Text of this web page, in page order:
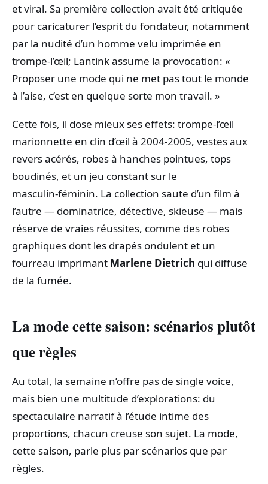
et viral. Sa première collection avait été critiquée
pour caricaturer l’esprit du fondateur, notamment
par la nudité d’un homme velu imprimée en
trompe‑l’œil; Lantink assume la provocation: «
Proposer une mode qui ne met pas tout le monde
à l’aise, c’est en quelque sorte mon travail. »
Cette fois, il dose mieux ses effets: trompe‑l’œil
marionnette en clin d’œil à 2004‑2005, vestes aux
revers acérés, robes à hanches pointues, tops
boudinés, et un jeu constant sur le
masculin‑féminin. La collection saute d’un film à
l’autre — dominatrice, détective, skieuse — mais
réserve de vraies réussites, comme des robes
graphiques dont les drapés ondulent et un
fourreau imprimant Marlene Dietrich qui diffuse
de la fumée.
La mode cette saison: scénarios plutôt
que règles
Au total, la semaine n’offre pas de single voice,
mais bien une multitude d’explorations: du
spectaculaire narratif à l’étude intime des
proportions, chacun creuse son sujet. La mode,
cette saison, parle plus par scénarios que par
règles.